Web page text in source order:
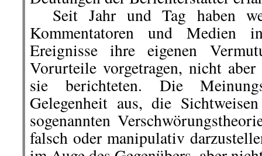
Seit Jahr und Tag haben
Kommentatoren und Medien
Ereignisse ihre eigenen
Vorurteile vorgetragen, nicht
sie berichteten. Die
Gelegenheit aus, die
sogenannten
falsch oder manipulativ